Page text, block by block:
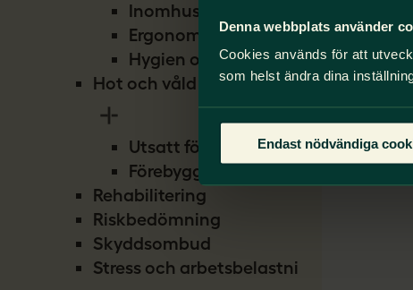
Denna webbplats använder
Cookies används för att
som helst ändra dina
Endast nödvändiga
Inomhusmiljö
Ergonomi
Hygien och smitta
Hot och våld
Utsatt för hot
Förebygg hot
Rehabilitering
Riskbedömning
Skyddsombud
Stress och arbetsbelastning